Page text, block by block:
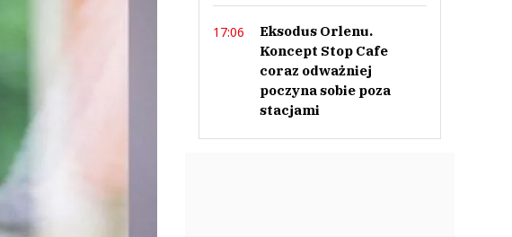
17:06
Eksodus Orlenu.
Koncept Stop Cafe
coraz odważniej
poczyna sobie poza
stacjami